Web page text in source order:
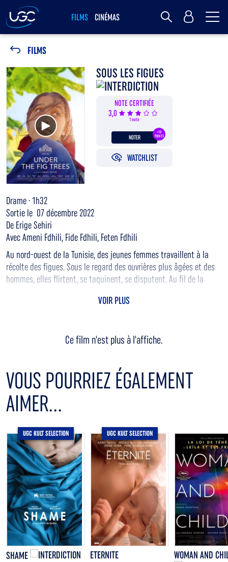
FILMS CINÉMAS MY UGC
FILMS
Voir la bande annonce
SOUS LES FIGUES
NOTE CERTIFIÉE
3,0
1 note
+10
POINTS
NOTER
WATCHLIST
Drame · 1h32
Sortie le 07 décembre 2022
De Erige Sehiri
Avec Ameni Fdhili, Fide Fdhili, Feten Fdhili
Au nord-ouest de la Tunisie, des jeunes femmes travaillent à la
récolte des figues. Sous le regard des ouvrières plus âgées et des
hommes, elles flirtent, se taquinent, se disputent. Au fil de la
rêves et les espoirs de chacun.VOIR PLUS
Ce film n'est plus à l'affiche.
VOUS POURRIEZ ÉGALEMENT
AIMER...
UGC KULT SELECTION
SHAME
UGC KULT SELECTION
ETERNITE WOMAN AND